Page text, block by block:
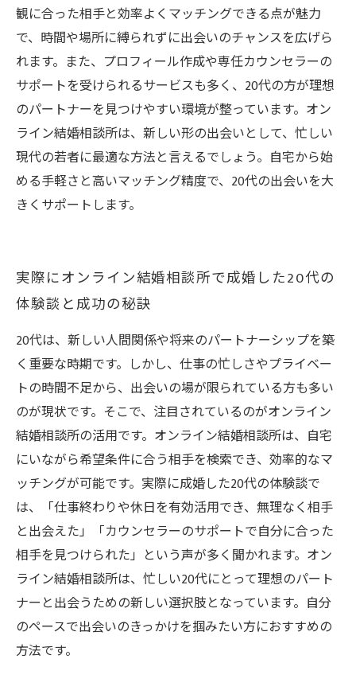
観に合った相手と効率よくマッチングできる点が魅力
で、時間や場所に縛られずに出会いのチャンスを広げら
れます。また、プロフィール作成や専任カウンセラーの
サポートを受けられるサービスも多く、20代の方が理想
のパートナーを見つけやすい環境が整っています。オン
ライン結婚相談所は、新しい形の出会いとして、忙しい
現代の若者に最適な方法と言えるでしょう。自宅から始
める手軽さと高いマッチング精度で、20代の出会いを大
きくサポートします。
実際にオンライン結婚相談所で成婚した20代の
体験談と成功の秘訣
20代は、新しい人間関係や将来のパートナーシップを築
く重要な時期です。しかし、仕事の忙しさやプライベー
トの時間不足から、出会いの場が限られている方も多い
のが現状です。そこで、注目されているのがオンライン
結婚相談所の活用です。オンライン結婚相談所は、自宅
にいながら希望条件に合う相手を検索でき、効率的なマ
ッチングが可能です。実際に成婚した20代の体験談で
は、「仕事終わりや休日を有効活用でき、無理なく相手
と出会えた」「カウンセラーのサポートで自分に合った
相手を見つけられた」という声が多く聞かれます。オン
ライン結婚相談所は、忙しい20代にとって理想のパート
ナーと出会うための新しい選択肢となっています。自分
のペースで出会いのきっかけを掴みたい方におすすめの
方法です。